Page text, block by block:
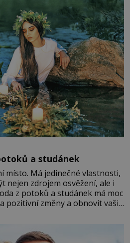
„Ošidili vás, podívejte.“
a studánek
místo. Má jedinečné vlastnosti,
nejen zdrojem osvěžení, ale i
z potoků a studánek má moc
pozitivní změny a obnovit vaši
a přinést do svého života